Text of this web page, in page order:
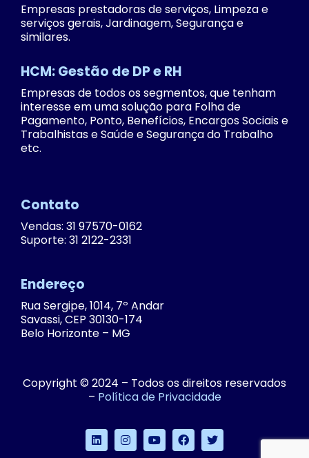
Empresas prestadoras de serviços, Limpeza e
serviços gerais, Jardinagem, Segurança e
similares.
HCM: Gestão de DP e RH
Empresas de todos os segmentos, que tenham
interesse em uma solução para Folha de
Pagamento, Ponto, Benefícios, Encargos Sociais e
Trabalhistas e Saúde e Segurança do Trabalho
etc.
Contato
Vendas: 31 97570-0162
Suporte: 31 2122-2331
Endereço
Rua Sergipe, 1014, 7º Andar
Savassi, CEP 30130-174
Belo Horizonte – MG
Copyright © 2024 – Todos os direitos reservados
– Política de Privacidade